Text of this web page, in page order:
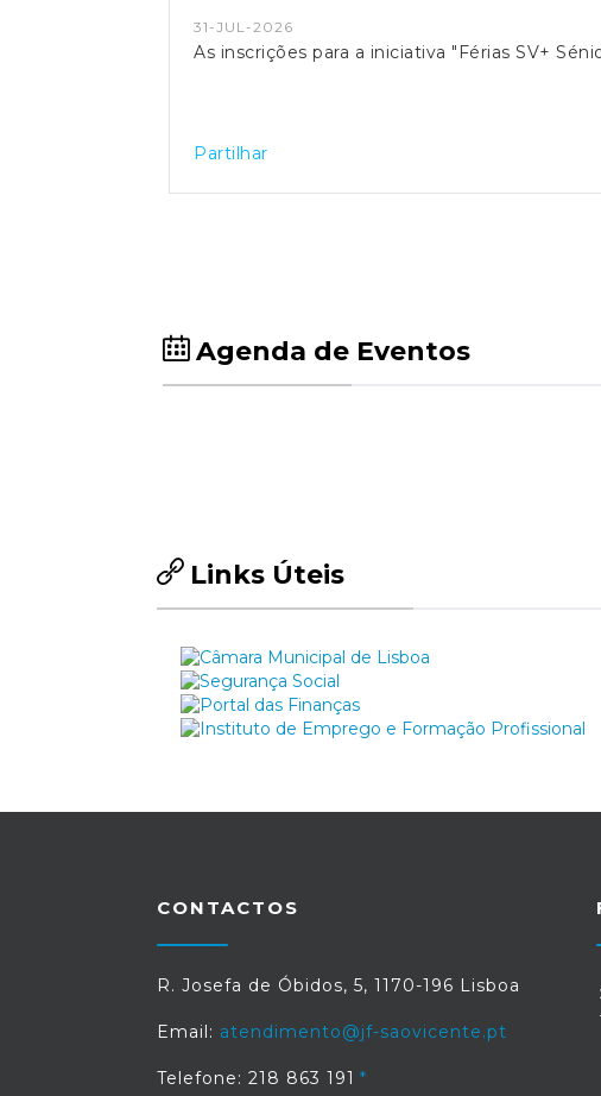
31-JUL-2026
As inscrições para a iniciativa "Férias SV+
Partilhar
Agenda de Eventos
Links Úteis
CONTACTOS
R. Josefa de Óbidos, 5, 1170-196 Lisboa
Email: atendimento@jf-saovicente.pt
Telefone: 218 863 191